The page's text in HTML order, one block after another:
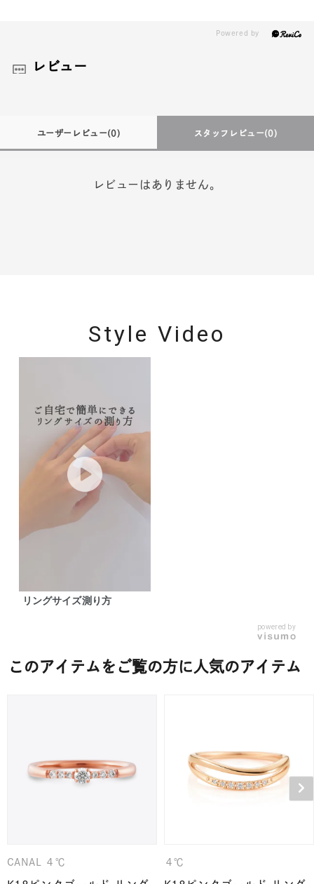
レビュー
ユーザーレビュー(0) スタッフレビュー(0)
レビューはありません。
Style Video
リングサイズ測り方
powered by
このアイテムをご覧の方に人気のアイテム
CANAL ４℃ ４℃